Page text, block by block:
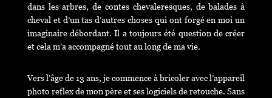
dans les arbres, de contes chevaleresques, de balades à
cheval et d’un tas d’autres choses qui ont forgé en moi un
imaginaire débordant. Il a toujours été question de créer
et cela m’a accompagné tout au long de ma vie.
Vers l’âge de 13 ans, je commence à bricoler avec l’appareil
photo reflex de mon père et ses logiciels de retouche. Sans